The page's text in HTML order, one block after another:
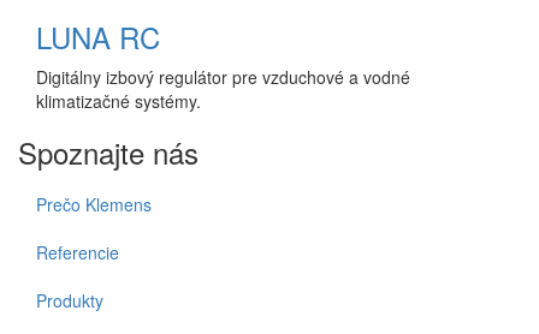
LUNA RC
Digitálny izbový regulátor pre vzduchové a vodné
klimatizačné systémy.
Spoznajte nás
Prečo Klemens
Referencie
Produkty